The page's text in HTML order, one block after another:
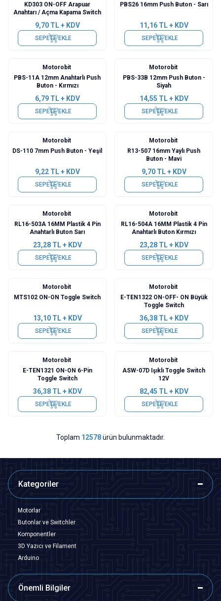
KD303 ON-OFF Arapuar
Anahtarı / Açma Kapama Switch
9,70TL + KDV
SEPETE EKLE
PBS26 16mm Push Buton - Sarı
11,16TL + KDV
SEPETE EKLE
Motorobit
PBS-11A 12mm Anahtarlı Push
Buton - Kırmızı
6,79TL + KDV
SEPETE EKLE
Motorobit
PBS-33B 12mm Push Buton -
Siyah
14,55 TL + KDV
SEPETE EKLE
Motorobit
DS-110 7mm Push Buton - Yeşil
9,22TL + KDV
SEPETE EKLE
Motorobit
R13-507 16mm Yaylı Push
Buton - Mavi
9,70TL + KDV
SEPETE EKLE
Motorobit
RL16-503A 16MM Plastik 4 Pin
Anahtarlı Buton Sarı
23,28TL + KDV
SEPETE EKLE
Motorobit
RL16-504A 16MM Plastik 4 Pin
Anahtarlı Buton Kırmızı
23,28TL + KDV
SEPETE EKLE
Motorobit
MTS102 ON-ON Toggle Switch
13,10TL + KDV
SEPETE EKLE
Motorobit
E-TEN1322 ON-OFF- ON Büyük
Toggle Switch
36,38TL + KDV
SEPETE EKLE
Motorobit
E-TEN1321 ON-ON 6-Pin
Toggle Switch
36,38TL + KDV
SEPETE EKLE
Motorobit
ASW-07D Işıklı Toggle Switch
12V
82,45 TL + KDV
SEPETE EKLE
Toplam 12578ürün bulunmaktadır.
Kategoriler
Motorlar
Butonlar ve Switchler
Komponentler
3D Yazıcı ve Filament
Arduino
Önemli Bilgiler